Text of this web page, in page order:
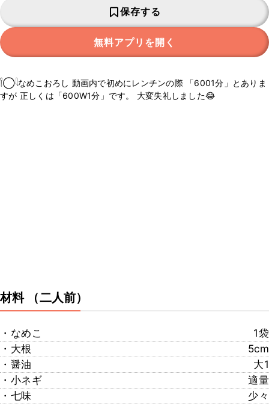
保存する
無料アプリを開く
𓌉◯𓇋なめこおろし 動画内で初めにレンチンの際 「6001分」とありま
すが 正しくは「600W1分」です。 大変失礼しました😂
材料 （二人前）
・なめこ
1袋
・大根
5cm
・醤油
大1
・小ネギ
適量
・七味
少々